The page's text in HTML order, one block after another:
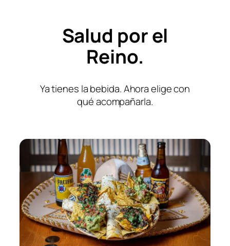
Salud por el
Reino.
Ya tienes la bebida. Ahora elige con
qué acompañarla.